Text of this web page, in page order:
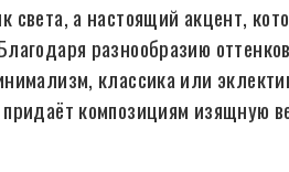
света, а настоящий акцент,
разнообразию
классика или
композициям изящную